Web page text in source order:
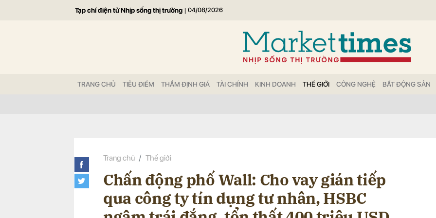
Tạp chí điện tử Nhịp sống thị trường | 04/08/2026
TRANG CHỦ TIÊU ĐIỂM THẨM ĐỊNH GIÁ TÀI CHÍNH KINH DOANH THẾ GIỚI CÔNG NGHỆ BẤT ĐỘNG SẢN
Trang chủ Thế giới
Chấn động phố Wall: Cho vay gián tiếp
qua công ty tín dụng tư nhân, HSBC
Gửi bình luận